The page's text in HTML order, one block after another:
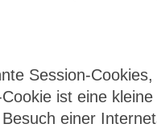
Session-
ist eine
einer